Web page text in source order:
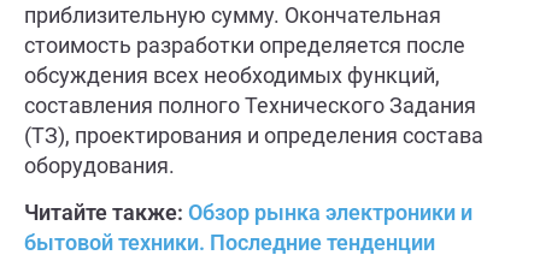
приблизительную сумму. Окончательная
стоимость разработки определяется после
обсуждения всех необходимых функций,
составления полного Технического Задания
(ТЗ), проектирования и определения состава
оборудования.
Читайте также: Обзор рынка электроники и
бытовой техники. Последние тенденции